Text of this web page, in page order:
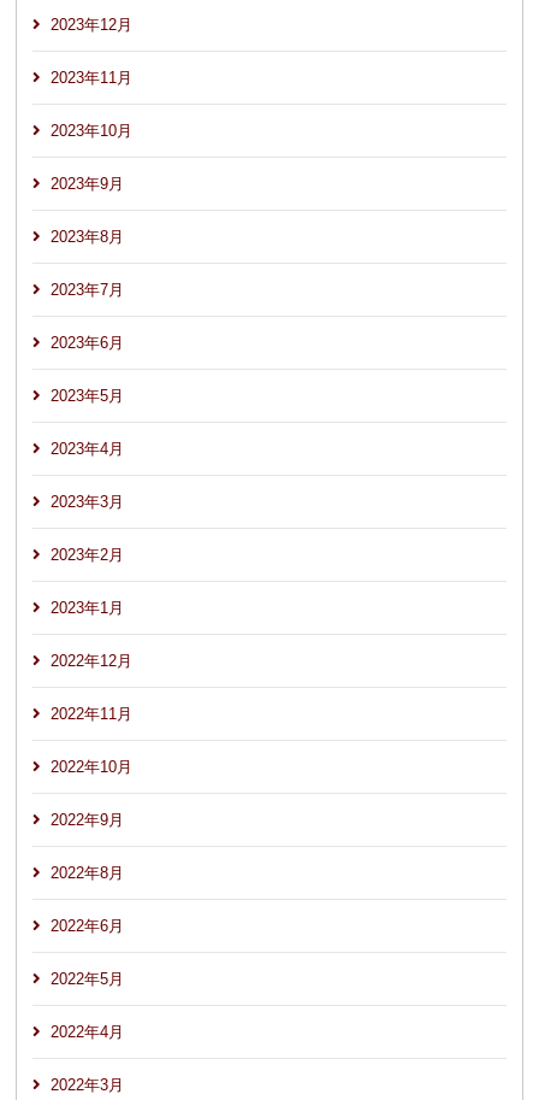
2023年12月
2023年11月
2023年10月
2023年9月
2023年8月
2023年7月
2023年6月
2023年5月
2023年4月
2023年3月
2023年2月
2023年1月
2022年12月
2022年11月
2022年10月
2022年9月
2022年8月
2022年6月
2022年5月
2022年4月
2022年3月